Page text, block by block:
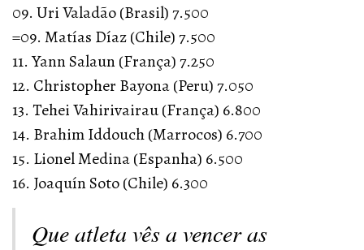
09. Uri Valadão (Brasil) 7.500
=09. Matías Díaz (Chile) 7.500
11. Yann Salaun (França) 7.250
12. Christopher Bayona (Peru) 7.050
13. Tehei Vahirivairau (França) 6.800
14. Brahim Iddouch (Marrocos) 6.700
15. Lionel Medina (Espanha) 6.500
16. Joaquín Soto (Chile) 6.300
Que atleta vês a vencer as